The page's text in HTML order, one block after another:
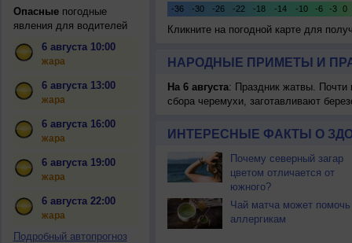
Опасныепогодные
явления для водителей
6 августа 10:00
жара
6 августа 13:00
жара
6 августа 16:00
жара
6 августа 19:00
жара
6 августа 22:00
жара
Подробный автопрогноз
Кликните на погодной карте для
НАРОДНЫЕ ПРИМЕТЫ И
На 6 августа: Праздник жатвы. Почти
сбора черемухи, заготавливают
ИНТЕРЕСНЫЕ ФАКТЫ О
Почему северный загар
цветом отличается от
южного?
Чай матча может помочь
аллергикам